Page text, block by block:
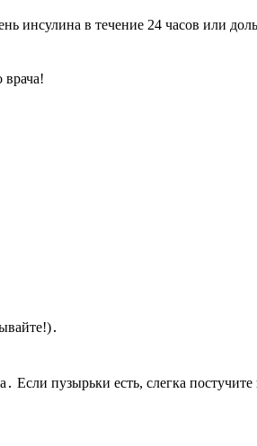
инсулина в течение 24 часов или
врача!
Если пузырьки есть, слегка